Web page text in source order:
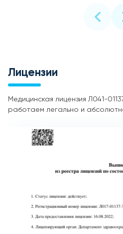
Лицензии
Медицинская лицензия Л041-
работаем легально и